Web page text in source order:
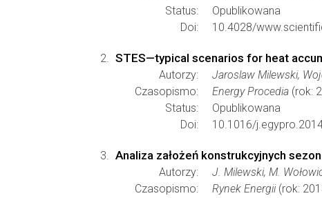
Status:
Opublikowana
Doi:
10.4028/
STES—typical scenarios for heat
Autorzy:
Jaroslaw Milewski,
Czasopismo:
Energy Procedia (rok:
Status:
Opublikowana
Doi:
10.1016/
Analiza założeń konstrukcyjnych
Autorzy:
J. Milewski, M.
Czasopismo:
Rynek Energii(rok: